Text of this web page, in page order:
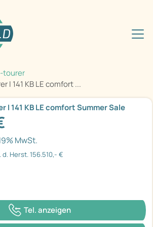
tourer
I 141 KB LE comfort ...
I 141 KB LE comfort Summer Sale
MwSt.
Herst. 156.510,- €
Tel. anzeigen